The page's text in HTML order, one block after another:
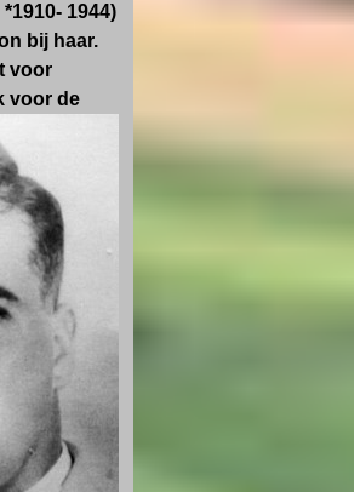
1944)
bij haar.
voor
voor de